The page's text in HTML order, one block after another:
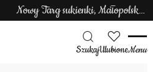
Nowy Targ sukienki, Małopolska sukienki
SzukajUlubioneMenu